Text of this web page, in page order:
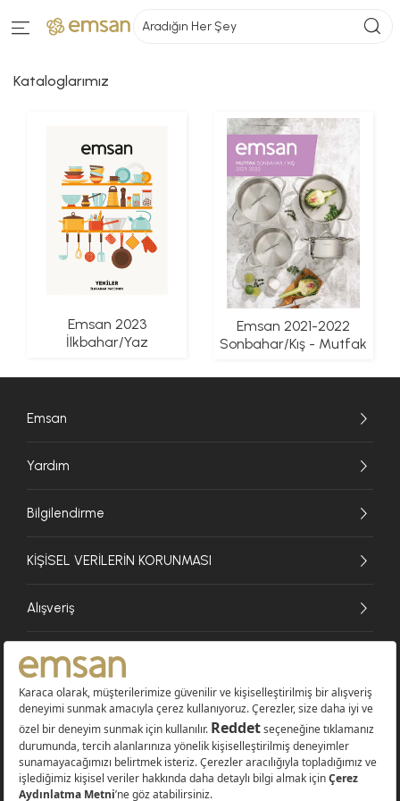
Aradığın Her Şey
Kataloglarımız
Emsan 2023
İlkbahar/Yaz
Emsan 2021-2022
Sonbahar/Kış - Mutfak
Emsan
Yardım
Bilgilendirme
KİŞİSEL VERİLERİN KORUNMASI
Alışveriş